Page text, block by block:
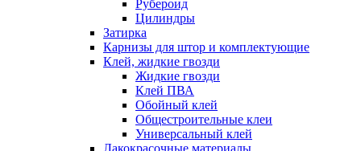
Рубероид
Цилиндры
Затирка
Карнизы для штор и комплектующие
Клей, жидкие гвозди
Жидкие гвозди
Клей ПВА
Обойный клей
Общестроительные клеи
Универсальный клей
Лакокрасочные материалы